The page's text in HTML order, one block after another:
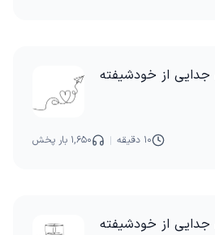
از خودشیفته
۱۰ دقیقه ۱,۶۵۰ بار پخش
از خودشیفته